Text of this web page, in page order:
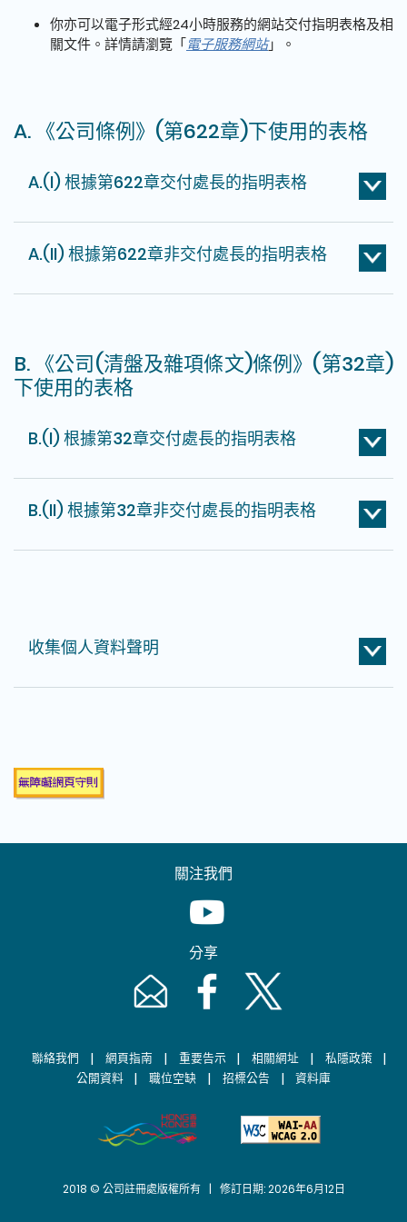
你亦可以電子形式經24小時服務的網站交付指明表格及相
關文件。詳情請瀏覽「電子服務網站」。
A. 《公司條例》(第622章)下使用的表格
A.(I) 根據第622章交付處長的指明表格
A.(II) 根據第622章非交付處長的指明表格
B. 《公司(清盤及雜項條文)條例》(第32章)
下使用的表格
B.(I) 根據第32章交付處長的指明表格
B.(II) 根據第32章非交付處長的指明表格
收集個人資料聲明
關注我們
Youtube [This link will pop up in
分享
Email [This link will pop up in a new
Facebook [This link will pop up
Twitter [This link will
聯絡我們 | 網頁指南 | 重要告示 | 相關網址 | 私隱政策 |
公開資料 | 職位空缺 | 招標公告 | 資料庫
2018 © 公司註冊處版權所有 | 修訂日期: 2026年6月12日